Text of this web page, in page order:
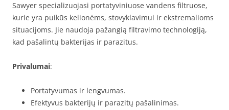
Sawyer specializuojasi portatyviniuose vandens filtruose,
kurie yra puikūs kelionėms, stovyklavimui ir ekstremalioms
situacijoms. Jie naudoja pažangią filtravimo technologiją,
kad pašalintų bakterijas ir parazitus.
Privalumai:
Portatyvumas ir lengvumas.
Efektyvus bakterijų ir parazitų pašalinimas.